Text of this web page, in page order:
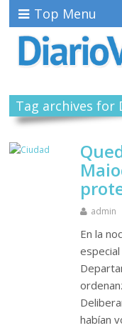
Top Menu
Tag archives for
admin
En la
habían